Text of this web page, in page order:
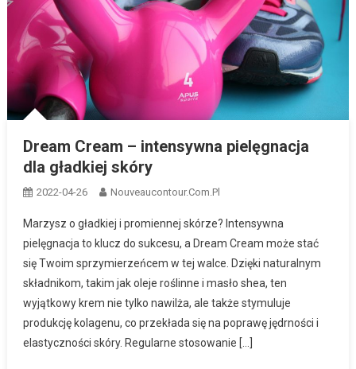
Dream Cream – intensywna pielęgnacja
dla gładkiej skóry
2022-04-26 Nouveaucontour.com.pl
Marzysz o gładkiej i promiennej skórze? Intensywna
pielęgnacja to klucz do sukcesu, a Dream Cream może stać
się Twoim sprzymierzeńcem w tej walce. Dzięki naturalnym
składnikom, takim jak oleje roślinne i masło shea, ten
wyjątkowy krem nie tylko nawilża, ale także stymuluje
produkcję kolagenu, co przekłada się na poprawę jędrności i
elastyczności skóry. Regularne stosowanie […]